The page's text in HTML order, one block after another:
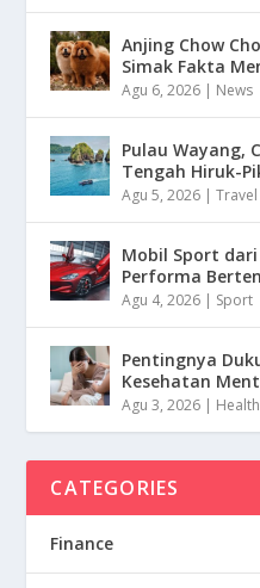
Anjing Chow
Simak Fakta
Agu 6, 2026 | News
Pulau Wayang,
Tengah Hiruk-
Agu 5, 2026 |Travel
Mobil Sport
Performa
Agu 4, 2026 | Sport
Pentingnya
Kesehatan
Agu 3, 2026 | Health
CATEGORIES
Finance